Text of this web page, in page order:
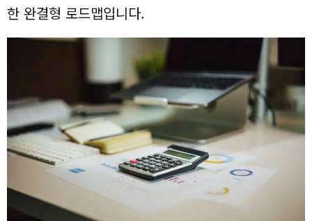
한 완결형 로드맵입니다.